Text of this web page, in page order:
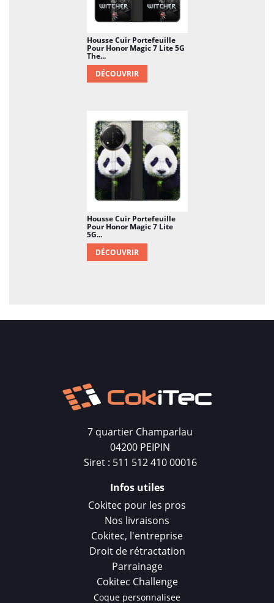
Housse Cuir Portefeuille
Pour Honor Magic 7 Lite 5G
The...
DÉCOUVRIR
Housse Cuir Portefeuille
Pour Honor Magic 7 Lite
5G...
DÉCOUVRIR
7 quartier Champarlau
04200 PEIPIN
Siret : 511 512 410 00016
Infos utiles
Cokitec pour les pros
Nos livraisons
Cokitec, l'entreprise
Droit de rétractation
Parrainage
Cokitec Challenge
Coque personnalisee